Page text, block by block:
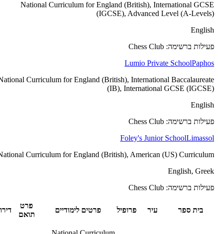
National Curriculum for England (British), International GCSE
(IGCSE), Advanced Level (A-Levels)
English
פעילות ברשימה: Chess Club
Lumio Private SchoolPaphos
National Curriculum for England (British), International Baccalaureate
(IB), International GCSE (IGCSE)
English
פעילות ברשימה: Chess Club
Foley's Junior SchoolLimassol
National Curriculum for England (British), American (US) Curriculum
English, Greek
פעילות ברשימה: Chess Club
בית ספר עיר פרופיל פרטים לימודיים
פרט
תואם
דירוג